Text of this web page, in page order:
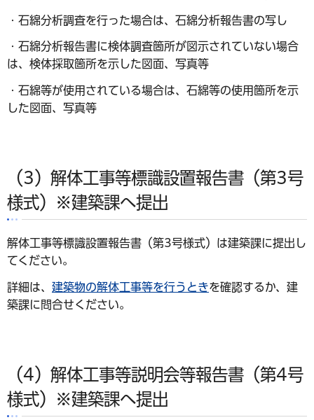
・石綿分析調査を行った場合は、石綿分析報告書の写し
・石綿分析報告書に検体調査箇所が図示されていない場合
は、検体採取箇所を示した図面、写真等
・石綿等が使用されている場合は、石綿等の使用箇所を示
した図面、写真等
（3）解体工事等標識設置報告書（第3号
様式）※建築課へ提出
解体工事等標識設置報告書（第3号様式）は建築課に提出し
てください。
詳細は、 建築物の解体工事等を行うときを確認するか、建
築課に問合せください。
（4）解体工事等説明会等報告書（第4号
様式）※建築課へ提出